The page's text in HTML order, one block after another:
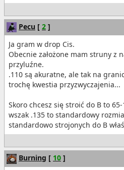
Pecu [ 2 ]
Ja gram w drop Cis.
Obecnie założone mam struny z
przyluźne.
.110 są akuratne, ale tak na
trochę kwestia przyzwyczajenia...
Skoro chcesz się stroić do B to
wszak .135 to standardowy
standardowo strojonych do B
Burning [ 10 ]